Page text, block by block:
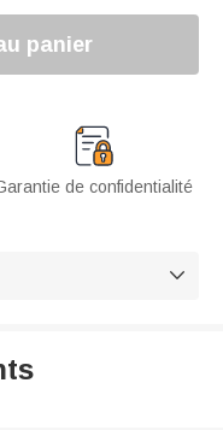
panier
de confidentialité
